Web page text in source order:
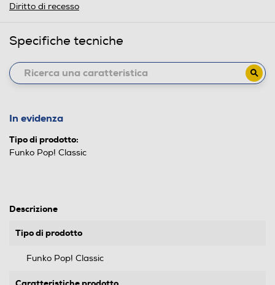
Diritto di recesso
Specifiche tecniche
In evidenza
Tipo di prodotto:
Funko Pop! Classic
Descrizione
Tipo di prodotto
Funko Pop! Classic